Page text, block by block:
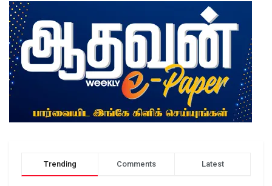
Trending Comments Latest